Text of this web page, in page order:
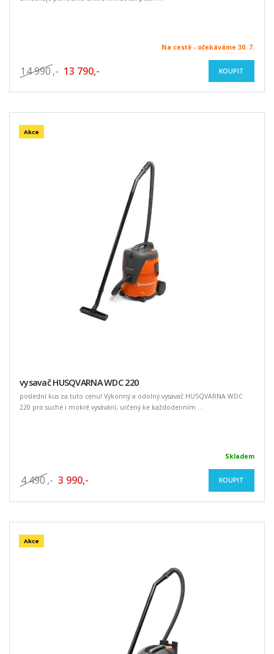
Na cestě - očekáváme 30. 7.
14 990 ,- 13 790,- KOUPIT
Akce
vysavač HUSQVARNA WDC 220
poslední kus za tuto cenu! Výkonný a odolný vysavač HUSQVARNA WDC
220 pro suché i mokré vysávání, určený ke každodenním ...
Skladem
4 490 ,- 3 990,- KOUPIT
Akce